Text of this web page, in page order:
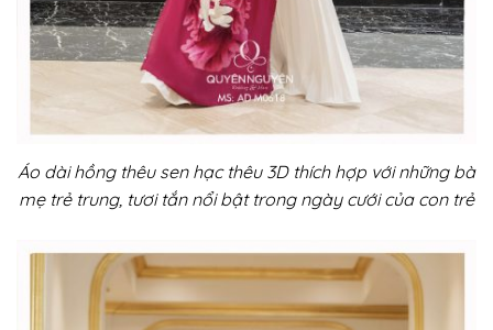
Áo dài hồng thêu sen hạc thêu 3D thích hợp với những bà
mẹ trẻ trung, tươi tắn nổi bật trong ngày cưới của con trẻ